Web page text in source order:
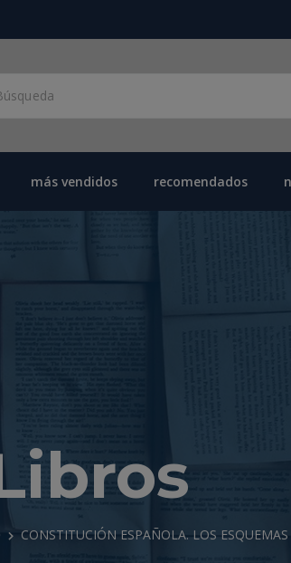
más vendidos recomendados
CONSTITUCIÓN ESPAÑOLA. LOS